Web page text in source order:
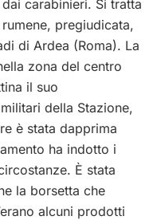
carabinieri. Si tratta
pregiudicata,
di Ardea (Roma). La
zona del centro
il suo
della Stazione,
è stata dapprima
ha indotto i
È stata
la borsetta che
alcuni prodotti